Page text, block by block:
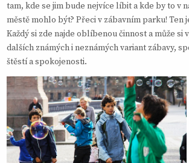
tam, kde se jim bude nejvíce líbit a kde by to v
městě mohlo být? Přeci v zábavním parku! Ten
Každý si zde najde oblíbenou činnost a může si
dalších známých i neznámých variant zábavy,
štěstí a spokojenosti.